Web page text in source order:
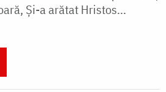
Și-a arătat Hristos...